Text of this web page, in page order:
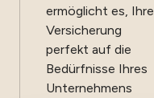
ermöglicht es, Ihre
Versicherung
perfekt auf die
Bedürfnisse Ihres
Unternehmens